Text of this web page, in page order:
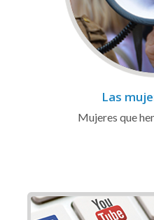
Las
Mujeres que